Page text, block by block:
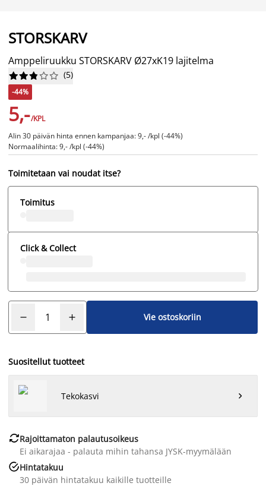
STORSKARV
Amppeliruukku STORSKARV Ø27xK19 lajitelma





 (5)
-44%
5,-/KPL
Alin 30 päivän hinta ennen kampanjaa: 9,- /kpl (-44%)
Normaalihinta: 9,- /kpl (-44%)
Toimitetaan vai noudat itse?
Toimitus
Click & Collect
Vie ostoskoriin
Suositellut tuotteet
Tekokasvi 
Rajoittamaton palautusoikeus
Ei aikarajaa - palauta mihin tahansa JYSK-myymälään
Hintatakuu
30 päivän hintatakuu kaikille tuotteille